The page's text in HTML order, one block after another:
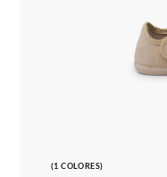
(1 COLORES)